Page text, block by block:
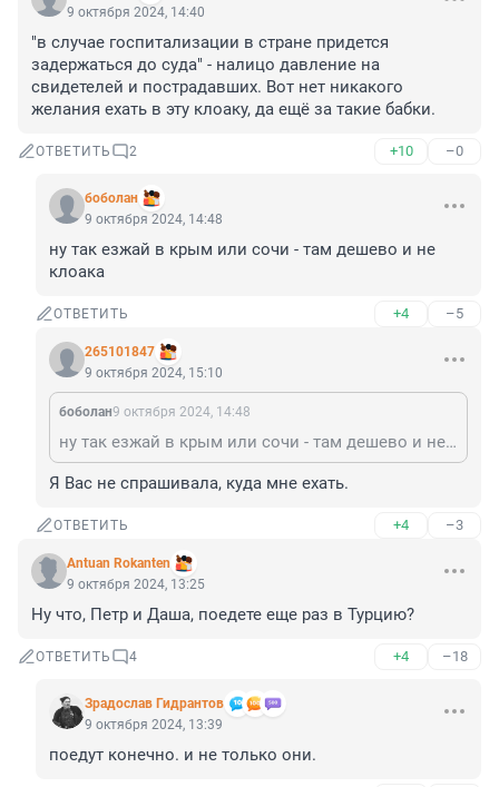
9 октября 2024, 14:40
"в случае госпитализации в стране придется
задержаться до суда" - налицо давление на
свидетелей и пострадавших. Вот нет никакого
желания ехать в эту клоаку, да ещё за такие бабки.
ОТВЕТИТЬ 2 +10 –0
боболан
9 октября 2024, 14:48
ну так езжай в крым или сочи - там дешево и не
клоака
ОТВЕТИТЬ +4 –5
265101847
9 октября 2024, 15:10
боболан9 октября 2024, 14:48
ну так езжай в крым или сочи - там дешево и не клоака
Я Вас не спрашивала, куда мне ехать.
ОТВЕТИТЬ +4 –3
Antuan Rokanten
9 октября 2024, 13:25
Ну что, Петр и Даша, поедете еще раз в Турцию?
ОТВЕТИТЬ 4 +4 –18
Зрадослав Гидрантов
9 октября 2024, 13:39
поедут конечно. и не только они.